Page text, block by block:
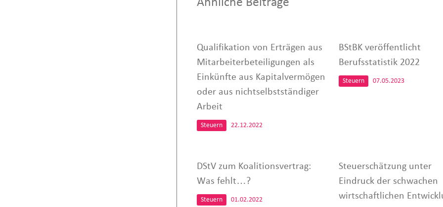
Qualifikation von Erträgen aus
Mitarbeiterbeteiligungen als
Einkünfte aus Kapitalvermögen
oder aus nichtselbstständiger
Arbeit
Steuern 22.12.2022
BStBK veröffentlicht
Berufsstatistik 2022
Steuern 07.05.2023
DStV zum Koalitionsvertrag:
Was fehlt…?
Steuern 01.02.2022
Steuerschätzung unter
Eindruck der schwachen
wirtschaftlichen